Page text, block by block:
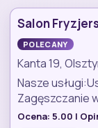
Salon
POLECANY
Kanta 19,
Nasze
Zagęszczanie
Ocena: 5.00 |